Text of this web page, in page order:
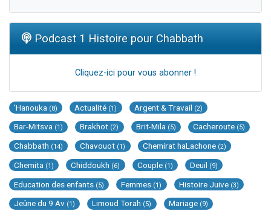
Podcast 1 Histoire pour Chabbath
Cliquez-ici pour vous abonner !
'Hanouka (8) Actualité (1) Argent & Travail (2)
Bar-Mitsva (1) Brakhot (2) Brit-Mila (5) Cacheroute (5)
Chabbath (14) Chavouot (1) Chemirat haLachone (2)
Chemita (1) Chiddoukh (6) Couple (1) Deuil (9)
Education des enfants (5) Femmes (1) Histoire Juive (3)
Jeûne du 9 Av (1) Limoud Torah (5) Mariage (9)